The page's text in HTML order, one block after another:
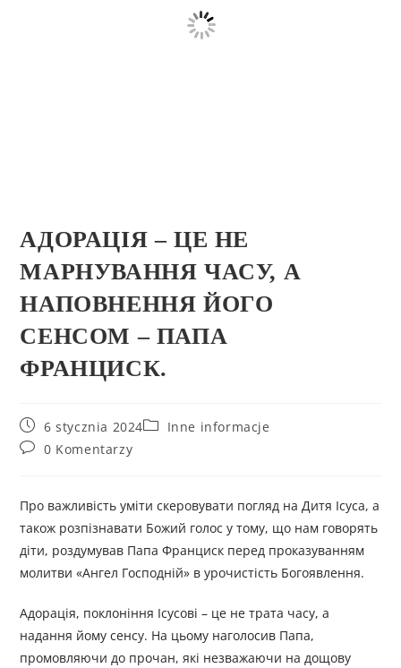
АДОРАЦІЯ – ЦЕ НЕ
МАРНУВАННЯ ЧАСУ, А
НАПОВНЕННЯ ЙОГО
СЕНСОМ – ПАПА
ФРАНЦИСК.
6 stycznia 2024
Inne informacje
0 Komentarzy
Про важливість уміти скеровувати погляд на Дитя Ісуса, а
також розпізнавати Божий голос у тому, що нам говорять
діти, роздумував Папа Франциск перед проказуванням
молитви «Ангел Господній» в урочистість Богоявлення.
Адорація, поклоніння Ісусові – це не трата часу, а
надання йому сенсу. На цьому наголосив Папа,
промовляючи до прочан, які незважаючи на дощову